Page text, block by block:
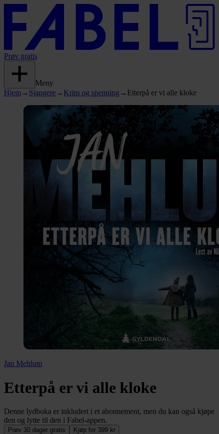
Prøv gratis
Meny
Hjem → Sjangere→ Krim og spenning → Etterpå er vi alle kloke
Jan Mehlum
Etterpå er vi alle kloke
Denne lydboka er inkludert i et abonnement, men du kan også kjøpe
den og lytte til den i Fabel-appen.
Prøv 30 dager gratis Kjøp for 399 kr